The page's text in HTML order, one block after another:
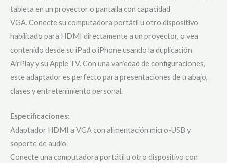
tableta en un proyector o pantalla con capacidad
VGA. Conecte su computadora portátil u otro dispositivo
habilitado para HDMI directamente a un proyector, o vea
contenido desde su iPad o iPhone usando la duplicación
AirPlay y su Apple TV. Con una variedad de configuraciones,
este adaptador es perfecto para presentaciones de trabajo,
clases y entretenimiento personal.
Especificaciones:
Adaptador HDMI a VGA con alimentación micro-USB y
soporte de audio.
Conecte una computadora portátil u otro dispositivo con